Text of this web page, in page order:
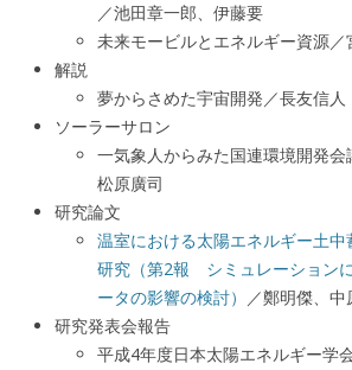
／池田章一郎、伊藤要
未来モービルとエネルギー資源／
解説
夢からさめた宇宙開発／長友信人
ソーラーサロン
一気象人からみた国連環境開発
松原廣司
研究論文
温室における太陽エネルギー土
研究（第2報 シミュレーション
ータの影響の検討） ／鄭明傑、中
研究発表会報告
平成4年度日本太陽エネルギー学